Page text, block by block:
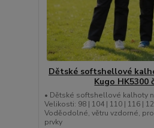
Dětské softshellové
Kugo HK5300
• Dětské softshellové kalhoty
Velikosti: 98 | 104 | 110 | 116 |
Voděodolné, větru vzdorné,
prvky